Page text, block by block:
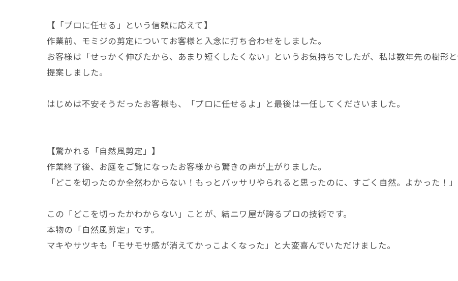
【「プロに任せる」という信頼に応えて】
​作業前、モミジの剪定についてお客様と入念に打ち合わせをしました。
お客様は「せっかく伸びたから、あまり短くしたくない」というお気持ちでしたが、私は数年先の樹形
提案しました。
​はじめは不安そうだったお客様も、「プロに任せるよ」と最後は一任してくださいました。
【驚かれる「自然風剪定」】
​作業終了後、お庭をご覧になったお客様から驚きの声が上がりました。
「どこを切ったのか全然わからない！もっとバッサリやられると思ったのに、すごく自然。よかった！」
​この「どこを切ったかわからない」ことが、結ニワ屋が誇るプロの技術です。
本物の「自然風剪定」です。
マキやサツキも「モサモサ感が消えてかっこよくなった」と大変喜んでいただけました。